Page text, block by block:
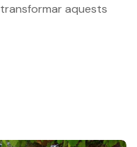
aquests